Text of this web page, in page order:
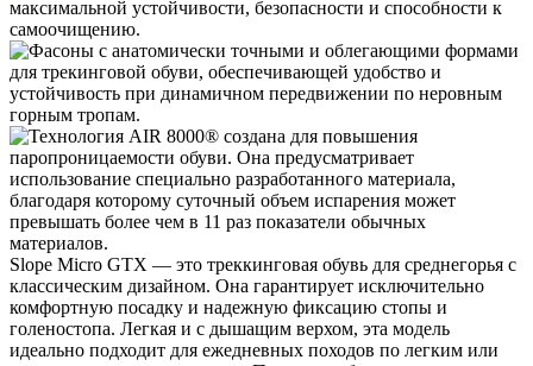
Slope Micro GTX — это треккинговая обувь для среднегорья с
классическим дизайном. Она гарантирует исключительно
комфортную посадку и надежную фиксацию стопы и
голеностопа. Легкая и с дышащим верхом, эта модель
идеально подходит для ежедневных походов по легким или